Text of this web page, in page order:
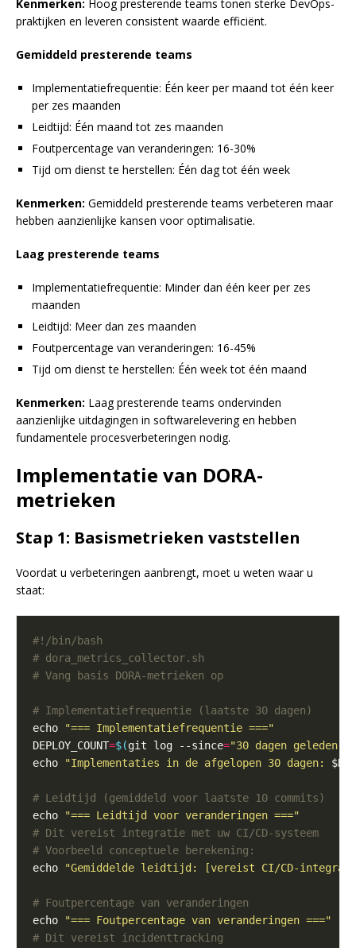
Kenmerken: Hoog presterende teams tonen sterke DevOps-
praktijken en leveren consistent waarde efficiënt.
Gemiddeld presterende teams
Implementatiefrequentie: Één keer per maand tot één keer
per zes maanden
Leidtijd: Één maand tot zes maanden
Foutpercentage van veranderingen: 16-30%
Tijd om dienst te herstellen: Één dag tot één week
Kenmerken: Gemiddeld presterende teams verbeteren maar
hebben aanzienlijke kansen voor optimalisatie.
Laag presterende teams
Implementatiefrequentie: Minder dan één keer per zes
maanden
Leidtijd: Meer dan zes maanden
Foutpercentage van veranderingen: 16-45%
Tijd om dienst te herstellen: Één week tot één maand
Kenmerken: Laag presterende teams ondervinden
aanzienlijke uitdagingen in softwarelevering en hebben
fundamentele procesverbeteringen nodig.
Implementatie van DORA-
metrieken
Stap 1: Basismetrieken vaststellen
Voordat u verbeteringen aanbrengt, moet u weten waar u
staat:
# dora_metrics_collector.sh
# Vang basis DORA-metrieken op
# Implementatiefrequentie (laatste 30 dagen)
echo
"=== Implementatiefrequentie ==="
DEPLOY_COUNT=$(git log --since="30 dagen geleden"
echo
"Implementaties in de afgelopen 30 dagen:
# Leidtijd (gemiddeld voor laatste 10 commits)
echo
"=== Leidtijd voor veranderingen ==="
# Dit vereist integratie met uw CI/CD-systeem
# Voorbeeld conceptuele berekening:
echo
"Gemiddelde leidtijd: [vereist CI/CD-
# Foutpercentage van veranderingen
echo
"=== Foutpercentage van veranderingen ==="
# Dit vereist incidenttracking